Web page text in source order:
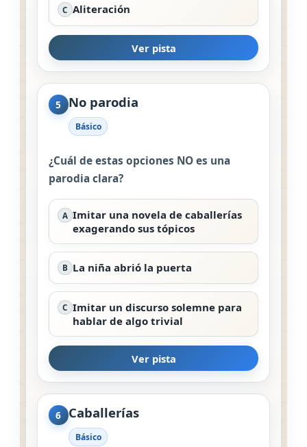
C Aliteración
Ver pista
5 No parodia
Básico
¿Cuál de estas opciones NO es una
parodia clara?
A Imitar una novela de caballerías
exagerando sus tópicos
B La niña abrió la puerta
C Imitar un discurso solemne para
hablar de algo trivial
Ver pista
6 Caballerías
Básico